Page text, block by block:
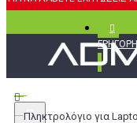
Πληκτρολόγιο για